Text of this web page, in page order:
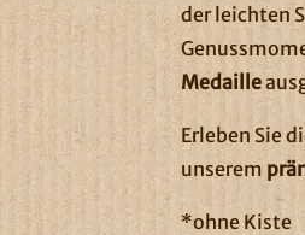
der leichten
Medaille
Erleben Sie
unserem
*ohne Kiste